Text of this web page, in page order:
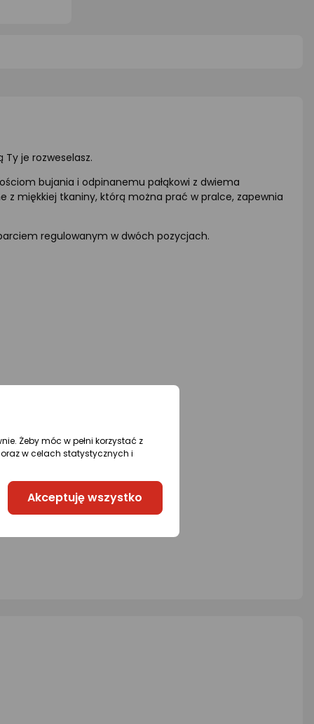
je rozweselasz.
bujania i odpinanemu pałąkowi z dwiema
z miękkiej tkaniny, którą można prać w pralce, zapewnia
regulowanym w dwóch pozycjach.
Żeby móc w pełni korzystać z
w celach statystycznych i
Akceptuję wszystko